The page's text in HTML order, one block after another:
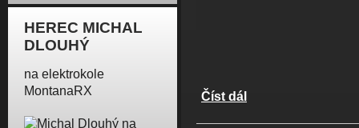
HEREC MICHAL
DLOUHÝ
na elektrokole
MontanaRX
Číst dál